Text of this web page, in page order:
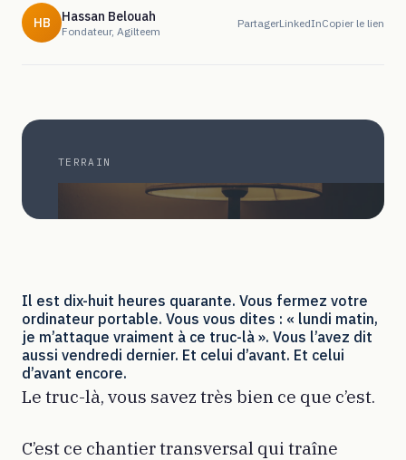
HB Hassan Belouah
Fondateur, Agilteem
PartagerLinkedInCopier le lien
TERRAIN
Il est dix-huit heures quarante. Vous fermez votre
ordinateur portable. Vous vous dites : « lundi matin,
je m’attaque vraiment à ce truc-là ». Vous l’avez dit
aussi vendredi dernier. Et celui d’avant. Et celui
d’avant encore.
Le truc-là, vous savez très bien ce que c’est.
C’est ce chantier transversal qui traîne